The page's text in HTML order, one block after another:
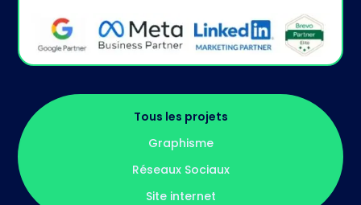
Tous les projets
Graphisme
Réseaux Sociaux
Site internet